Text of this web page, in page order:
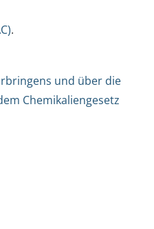
.
und über die
Chemikaliengesetz